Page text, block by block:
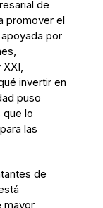
de
promover el
por
invertir en
puso
que lo
las
de
mayor